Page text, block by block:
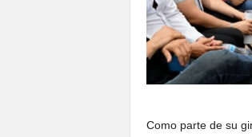
Como parte de su